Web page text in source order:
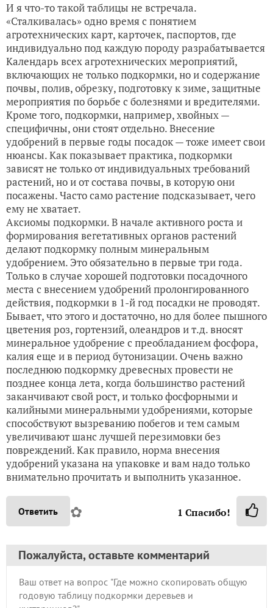
И я что-то такой таблицы не встречала.
«Сталкивалась» одно время с понятием
агротехнических карт, карточек, паспортов, где
индивидуально под каждую породу разрабатывается
Календарь всех агротехнических мероприятий,
включающих не только подкормки, но и содержание
почвы, полив, обрезку, подготовку к зиме, защитные
мероприятия по борьбе с болезнями и вредителями.
Кроме того, подкормки, например, хвойных —
специфичны, они стоят отдельно. Внесение
удобрений в первые годы посадок — тоже имеет свои
нюансы. Как показывает практика, подкормки
зависят не только от индивидуальных требований
растений, но и от состава почвы, в которую они
посажены. Часто само растение подсказывает, чего
ему не хватает.
Аксиомы подкормки. В начале активного роста и
формирования вегетативных органов растений
делают подкормку полным минеральным
удобрением. Это обязательно в первые три года.
Только в случае хорошей подготовки посадочного
места с внесением удобрений пролонгированного
действия, подкормки в 1-й год посадки не проводят.
Бывает, что этого и достаточно, но для более пышного
цветения роз, гортензий, олеандров и т.д. вносят
минеральное удобрение с преобладанием фосфора,
калия еще и в период бутонизации. Очень важно
последнюю подкормку древесных провести не
позднее конца лета, когда большинство растений
заканчивают свой рост, и только фосфорными и
калийными минеральными удобрениями, которые
способствуют вызреванию побегов и тем самым
увеличивают шанс лучшей перезимовки без
повреждений. Как правило, норма внесения
удобрений указана на упаковке и вам надо только
внимательно прочитать и выполнить указанное.
Ответить ✿ 1 Спасибо!
Пожалуйста, оставьте комментарий